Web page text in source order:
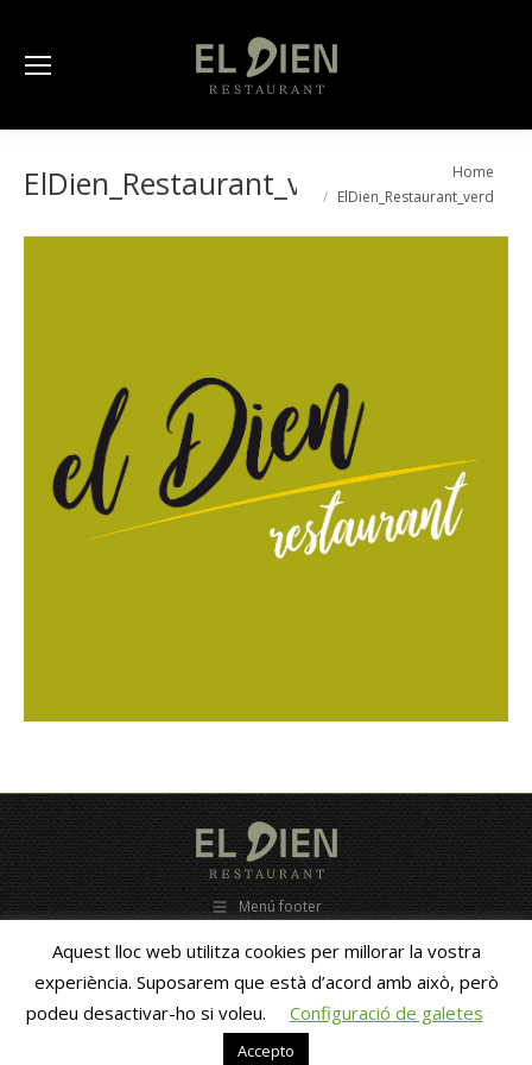
ElDien_Restaurant_verd
Home
ElDien_Restaurant_verd
Menú footer
653838010 - eldien@eldien.com -- Copyright 2010 -ZigZag new
media- GastroAsesoramiento
Aquest lloc web utilitza cookies per millorar la vostra
experiència. Suposarem que està d’acord amb això, però
podeu desactivar-ho si voleu.
Configuració de galetes
Accepto
Español(Spanish)